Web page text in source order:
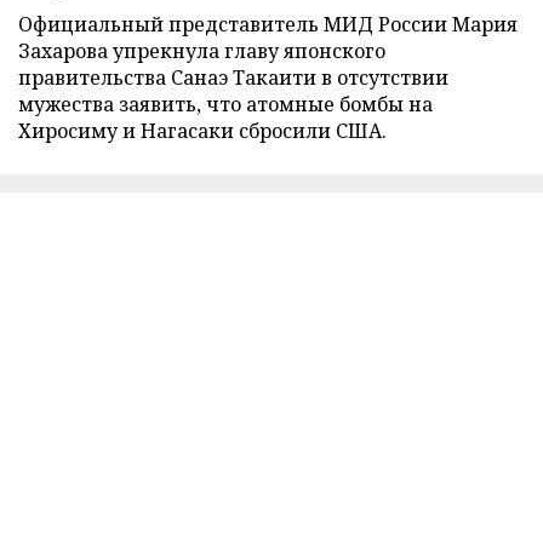
Официальный представитель МИД России Мария
Захарова упрекнула главу японского
правительства Санаэ Такаити в отсутствии
мужества заявить, что атомные бомбы на
Хиросиму и Нагасаки сбросили США.